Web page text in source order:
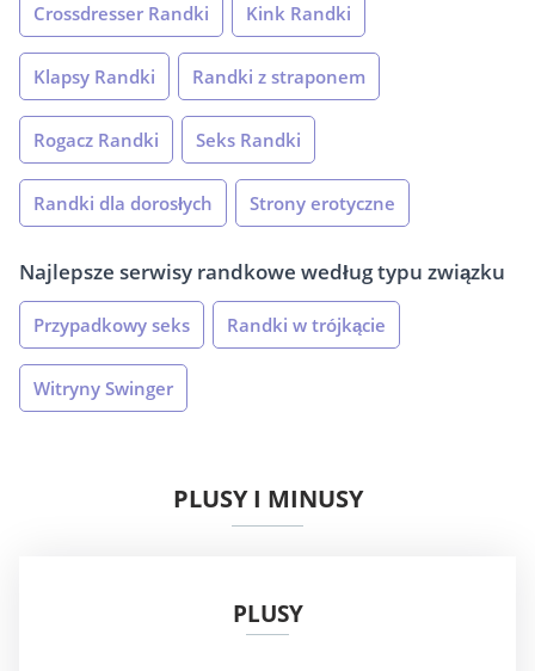
Crossdresser Randki Kink Randki
Klapsy Randki Randki z straponem
Rogacz Randki Seks Randki
Randki dla dorosłych Strony erotyczne
Najlepsze serwisy randkowe według typu związku
Przypadkowy seks Randki w trójkącie
Witryny Swinger
PLUSY I MINUSY
PLUSY